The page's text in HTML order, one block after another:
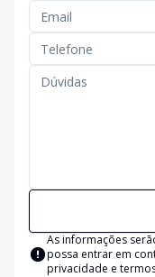
As informações
possa entrar em
privacidade e